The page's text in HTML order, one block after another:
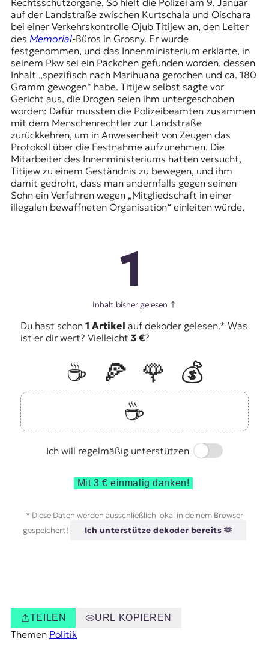
auf der Landstraße zwischen Kurtschala und Oischara
bei einer Verkehrskontrolle Ojub Titijewan, den Leiter
des Memorial-Büros in Grosny. Er wurde
festgenommen, und das Innenministerium erklärte, in
seinem Pkw sei ein Päckchen gefunden worden, dessen
Inhalt „spezifisch nach Marihuana gerochen und ca. 180
Gramm gewogen“ habe. Titijew selbst sagte vor
Gericht aus, die Drogen seien ihm untergeschoben
worden: Dafür mussten die Polizeibeamten zusammen
mit dem Menschenrechtler zur Landstraße
zurückkehren, um in Anwesenheit von Zeugen das
Protokoll über die Festnahme aufzunehmen. Die
Mitarbeiter des Innenministeriums hätten versucht,
Titijew zu einem Geständnis zu bewegen, und ihm
damit gedroht, dass man andernfalls gegen seinen
Sohn ein Verfahren wegen „Mitgliedschaft in einer
illegalen bewaffneten Organisation“ einleiten würde.
1
Inhalt bisher gelesen ↑
Du hast schon 1 Artikel auf dekoder gelesen.* Was
ist er dir wert? Vielleicht 3 €?
☕️ 🍕 🌹
💰
☕️
Ich will regelmäßig unterstützen
Switch
Mit 3 € einmalig danken!
* Diese Daten werden ausschließlich lokal in deinem Browser
gespeichert!
Ich unterstütze dekoder bereits 🫶
TEILEN URL KOPIEREN
Themen Politik